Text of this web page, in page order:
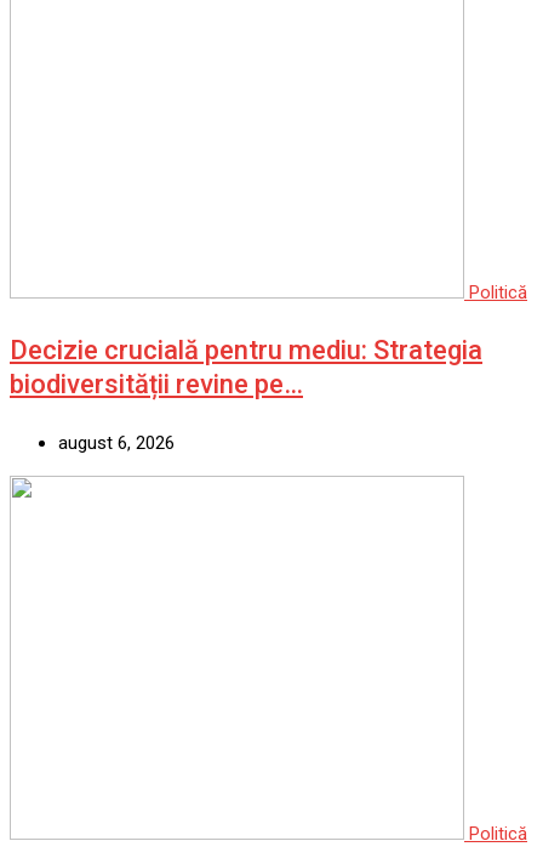
Politică
Decizie crucială pentru mediu: Strategia
biodiversității revine pe…
august 6, 2026
Politică